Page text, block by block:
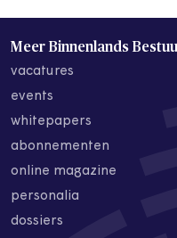
Meer Binnenlands
vacatures
events
whitepapers
abonnementen
online magazine
personalia
dossiers